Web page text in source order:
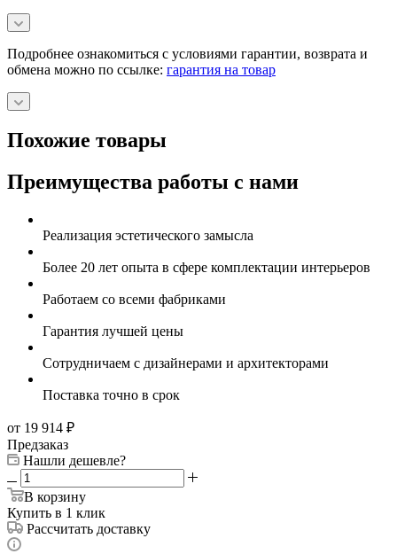
Подробнее ознакомиться с условиями гарантии, возврата и
обмена можно по ссылке: гарантия на товар
Похожие товары
Преимущества работы с нами
Реализация эстетического замысла
Более 20 лет опыта в сфере комплектации интерьеров
Работаем со всеми фабриками
Гарантия лучшей цены
Сотрудничаем с дизайнерами и архитекторами
Поставка точно в срок
от 19 914 ₽
Предзаказ
Нашли дешевле?
В корзину
Купить в 1 клик
Рассчитать доставку